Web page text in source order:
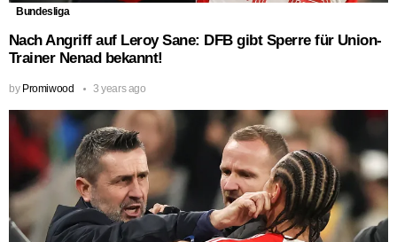
Bundesliga
Nach Angriff auf Leroy Sane: DFB gibt Sperre für Union-
Trainer Nenad bekannt!
by Promiwood 3 years ago